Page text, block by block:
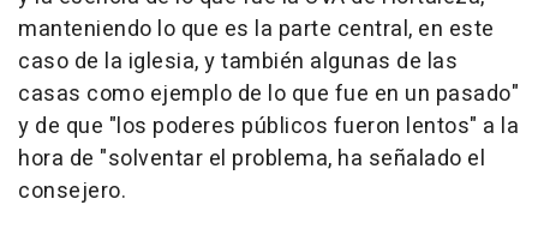
manteniendo lo que es la parte central, en este
caso de la iglesia, y también algunas de las
casas como ejemplo de lo que fue en un pasado"
y de que "los poderes públicos fueron lentos" a la
hora de "solventar el problema, ha señalado el
consejero.